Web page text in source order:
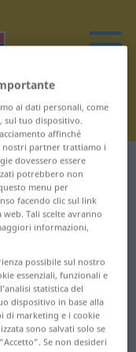
C 8
iniziano
ai dati personali, come
sul tuo dispositivo.
affinché
nostri partner trattiamo i
dovessero essere
potrebbero non
menu per
facendo clic sul link
Tali scelte avranno
informazioni,
possibile sul nostro
essenziali, funzionali e
statistica del
dispositivo in base alla
di marketing e i cookie
sono salvati solo se
Se non desideri